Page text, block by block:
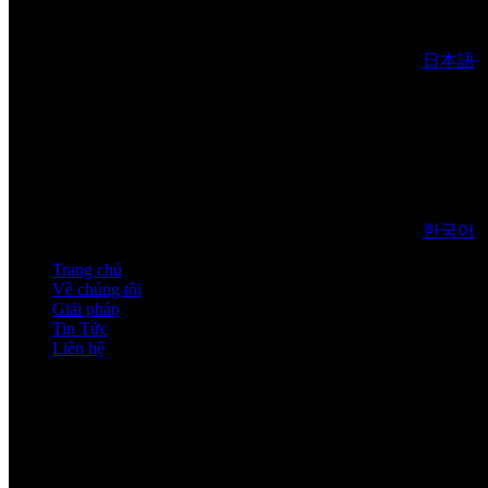
日本語
한국어
Trang chủ
Về chúng tôi
Giải pháp
Tin Tức
Liên hệ